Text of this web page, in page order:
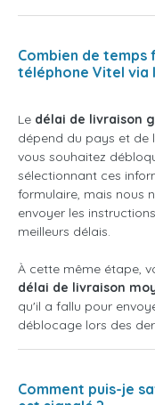
Combien de
téléphone Vitel via
Le délai de livraison
dépend du pays et de
vous souhaitez
sélectionnant ces
formulaire, mais nous
envoyer les
meilleurs délais.
À cette même étape,
délai de livraison
qu'il a fallu pour
déblocage lors des
Comment puis-je